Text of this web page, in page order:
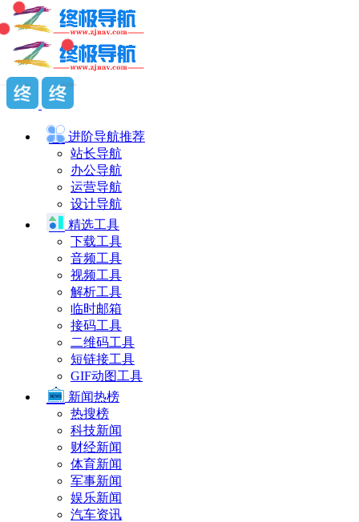
进阶导航推荐
站长导航
办公导航
运营导航
设计导航
精选工具
下载工具
音频工具
视频工具
解析工具
临时邮箱
接码工具
二维码工具
短链接工具
GIF动图工具
新闻热榜
热搜榜
科技新闻
财经新闻
体育新闻
军事新闻
娱乐新闻
汽车资讯